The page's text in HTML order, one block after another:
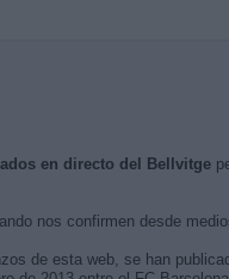
en directo del Bellvitge
nos confirmen desde
de esta web, se han